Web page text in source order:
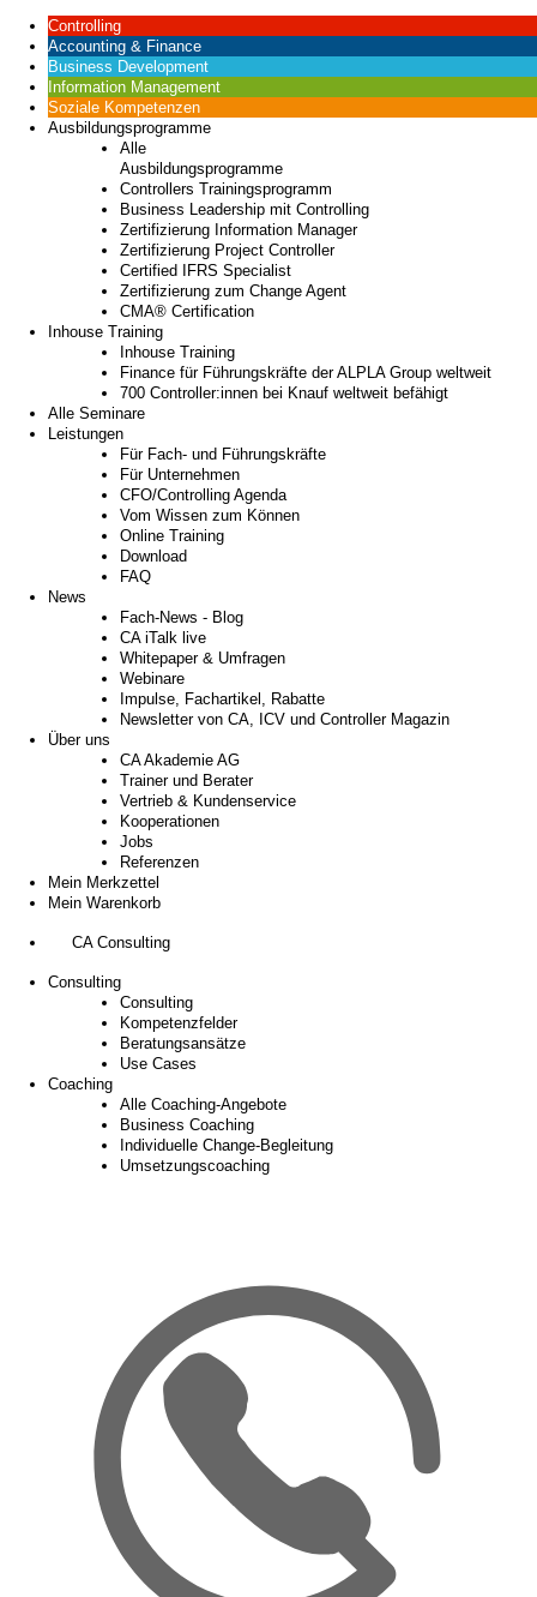
Controlling
Accounting & Finance
Business Development
Information Management
Soziale Kompetenzen
Ausbildungsprogramme
Alle
Ausbildungsprogramme
Controllers Trainingsprogramm
Business Leadership mit Controlling
Zertifizierung Information Manager
Zertifizierung Project Controller
Certified IFRS Specialist
Zertifizierung zum Change Agent
CMA® Certification
Inhouse Training
Inhouse Training
Finance für Führungskräfte der ALPLA Group weltweit
700 Controller:innen bei Knauf weltweit befähigt
Alle Seminare
Leistungen
Für Fach- und Führungskräfte
Für Unternehmen
CFO/Controlling Agenda
Vom Wissen zum Können
Online Training
Download
FAQ
News
Fach-News - Blog
CA iTalk live
Whitepaper & Umfragen
Webinare
Impulse, Fachartikel, Rabatte
Newsletter von CA, ICV und Controller Magazin
Über uns
CA Akademie AG
Trainer und Berater
Vertrieb & Kundenservice
Kooperationen
Jobs
Referenzen
Mein Merkzettel
Mein Warenkorb
CA Consulting
Consulting
Consulting
Kompetenzfelder
Beratungsansätze
Use Cases
Coaching
Alle Coaching-Angebote
Business Coaching
Individuelle Change-Begleitung
Umsetzungscoaching